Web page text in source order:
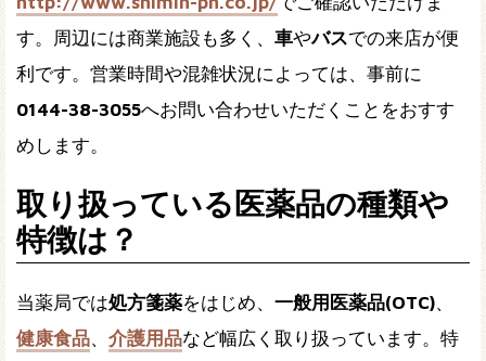
す。周辺には商業施設も多く、 車やバスでの来店が便
利です。営業時間や混雑状況によっては、事前に
0144-38-3055へお問い合わせいただくことをおすす
めします。
取り扱っている医薬品の種類や
特徴は？
当薬局では処方箋薬をはじめ、 一般用医薬品(OTC)、
健康食品、 介護用品など幅広く取り扱っています。特